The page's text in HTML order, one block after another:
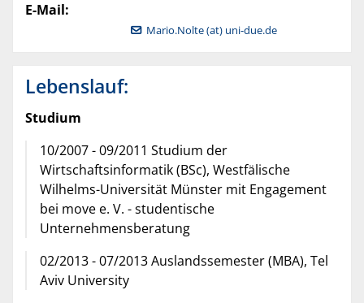
E-Mail:
Mario.Nolte (at) uni-due.de
Lebenslauf:
Studium
10/2007 - 09/2011 Studium der
Wirtschaftsinformatik (BSc), Westfälische
Wilhelms-Universität Münster mit Engagement
bei move e. V. - studentische
Unternehmensberatung
02/2013 - 07/2013 Auslandssemester (MBA), Tel
Aviv University